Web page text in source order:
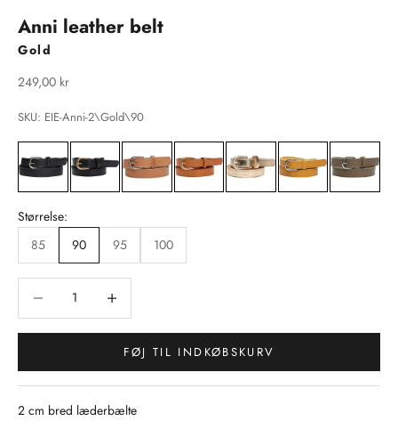
Anni leather belt
Gold
Salgspris
249,00 kr
SKU: EIE-Anni-2\Gold\90
Størrelse:
85
90 95 100
FØJ TIL INDKØBSKURV
2 cm bred læderbælte